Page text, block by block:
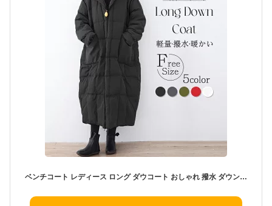
ベンチコート レディース ロング ダウコート おしゃれ 撥水 ダウンコート ビックシルエット ロング ダウン きれいめ アウター ゆったり ダウンジャケット フードあり 暖かい 防寒 カジュアル ブラック ホワイト 30代 40代 50代 オーバーサイズダウン d1350s1s1x1